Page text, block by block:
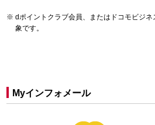
dポイントクラブ会員、またはドコモビジ
象です。
Myインフォメール